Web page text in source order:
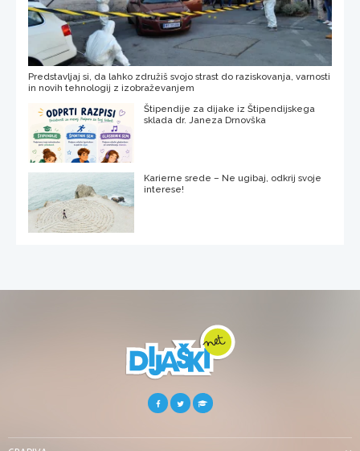
Predstavljaj si, da lahko združiš svojo strast do raziskovanja, varnosti
in novih tehnologij z izobraževanjem
Štipendije za dijake iz Štipendijskega
sklada dr. Janeza Drnovška
Karierne srede – Ne ugibaj, odkrij svoje
interese!